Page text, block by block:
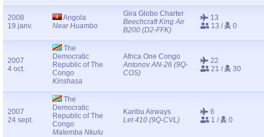
2008
19 janv.
Angola
Near Huambo
Gira Globo Charter
Beechcraft King Air
B200 (D2-FFK)
13
13 /
0
2007
4 oct.
The
Democratic
Republic of The
Congo
Kinshasa
Africa One Congo
Antonov AN-26 (9Q-
COS)
22
21 /
30
2007
24 sept.
The
Democratic
Republic of The
Congo
Malemba Nkulu
Karibu Airways
Let 410 (9Q-CVL)
6
1 /
0